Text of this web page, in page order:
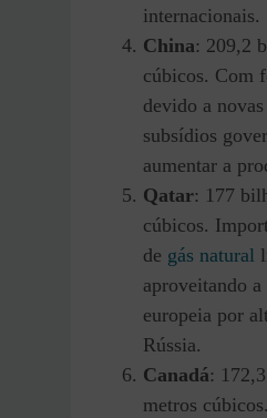
internacionais.
China: 209,2
cúbicos. Com
devido a
subsídios
aumentar a
Qatar: 177
cúbicos.
de gás natural
aproveitando a
europeia por
Rússia.
Canadá:
metros